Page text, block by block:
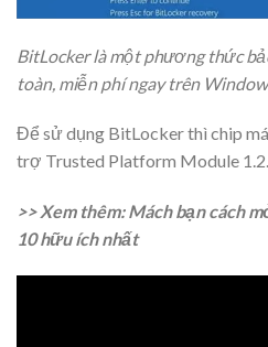
BitLocker là một phương thức
toàn, miễn phí ngay trên
Để sử dụng BitLocker thì chip
trợ Trusted Platform Module 1.2.
>> Xem thêm: Mách bạn cách
10 hữu ích nhất